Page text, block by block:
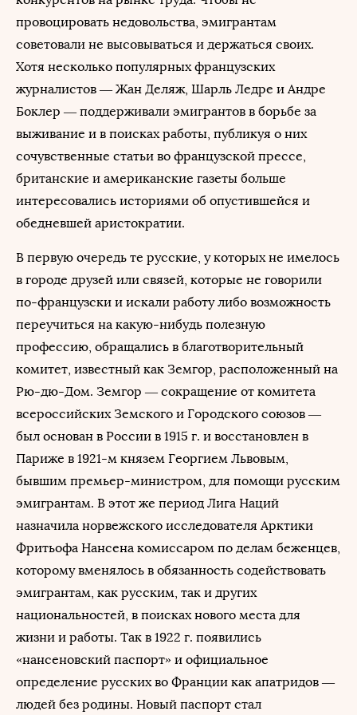
провоцировать недовольства, эмигрантам
советовали не высовываться и держаться своих.
Хотя несколько популярных французских
журналистов — Жан Деляж, Шарль Ледре и Андре
Боклер — поддерживали эмигрантов в борьбе за
выживание и в поисках работы, публикуя о них
сочувственные статьи во французской прессе,
британские и американские газеты больше
интересовались историями об опустившейся и
обедневшей аристократии.
В первую очередь те русские, у которых не имелось
в городе друзей или связей, которые не говорили
по-французски и искали работу либо возможность
переучиться на какую-нибудь полезную
профессию, обращались в благотворительный
комитет, известный как Земгор, расположенный на
Рю-дю-Дом. Земгор — сокращение от комитета
всероссийских Земского и Городского союзов —
был основан в России в 1915 г. и восстановлен в
Париже в 1921-м князем Георгием Львовым,
бывшим премьер-министром, для помощи русским
эмигрантам. В этот же период Лига Наций
назначила норвежского исследователя Арктики
Фритьофа Нансена комиссаром по делам беженцев,
которому вменялось в обязанность содействовать
эмигрантам, как русским, так и других
национальностей, в поисках нового места для
жизни и работы. Так в 1922 г. появились
«нансеновский паспорт» и официальное
определение русских во Франции как апатридов —
людей без родины. Новый паспорт стал